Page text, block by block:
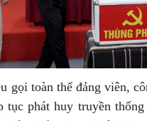
gọi toàn thể đảng viên,
tục phát huy truyền